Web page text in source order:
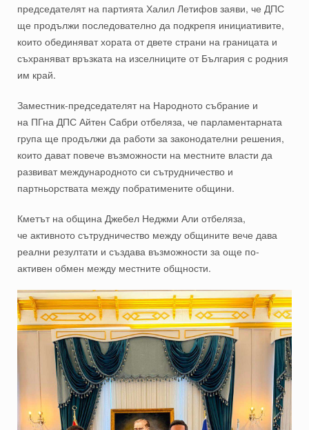
председателят на партията Халил Летифов заяви, че ДПС
ще продължи последователно да подкрепя инициативите,
които обединяват хората от двете страни на границата и
съхраняват връзката на изселниците от България с родния
им край.
Заместник-председателят на Народното събрание и
на ПГна ДПС Айтен Сабри отбеляза, че парламентарната
група ще продължи да работи за законодателни решения,
които дават повече възможности на местните власти да
развиват международното си сътрудничество и
партньорствата между побратимените общини.
Кметът на община Джебел Неджми Али отбеляза,
че активното сътрудничество между общините вече дава
реални резултати и създава възможности за още по-
активен обмен между местните общности.